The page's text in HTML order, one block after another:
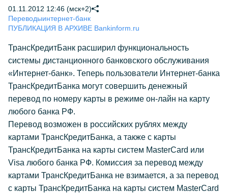
01.11.2012 12:46 (мск+2)
Переводыинтернет-банк
ПУБЛИКАЦИЯ В АРХИВЕ Bankinform.ru
ТрансКредитБанк расширил функциональность
системы дистанционного банковского обслуживания
«Интернет-банк». Теперь пользователи Интернет-банка
ТрансКредитБанка могут совершить денежный
перевод по номеру карты в режиме он-лайн на карту
любого банка РФ.
Перевод возможен в российских рублях между
картами ТрансКредитБанка, а также с карты
ТрансКредитБанка на карты систем MasterCard или
Visa любого банка РФ. Комиссия за перевод между
картами ТрансКредитБанка не взимается, а за перевод
с карты ТрансКредитБанка на карты систем MasterCard